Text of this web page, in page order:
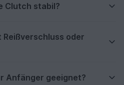
Clutch stabil?
oder
Anfänger geeignet?